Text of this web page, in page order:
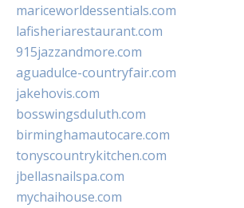
mariceworldessentials.com
lafisheriarestaurant.com
915jazzandmore.com
aguadulce-countryfair.com
jakehovis.com
bosswingsduluth.com
birminghamautocare.com
tonyscountrykitchen.com
jbellasnailspa.com
mychaihouse.com